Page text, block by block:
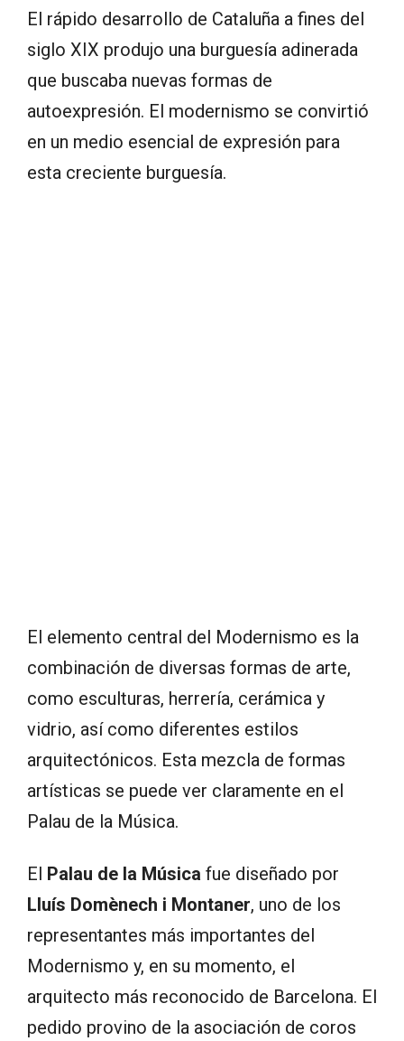
El rápido desarrollo de Cataluña a fines del
siglo XIX produjo una burguesía adinerada
que buscaba nuevas formas de
autoexpresión. El modernismo se convirtió
en un medio esencial de expresión para
esta creciente burguesía.
El elemento central del Modernismo es la
combinación de diversas formas de arte,
como esculturas, herrería, cerámica y
vidrio, así como diferentes estilos
arquitectónicos. Esta mezcla de formas
artísticas se puede ver claramente en el
Palau de la Música.
El Palau de la Música fue diseñado por
Lluís Domènech i Montaner, uno de los
representantes más importantes del
Modernismo y, en su momento, el
arquitecto más reconocido de Barcelona. El
pedido provino de la asociación de coros